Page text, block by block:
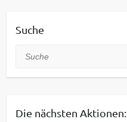
Suche
Suche
Die nächsten Aktionen: